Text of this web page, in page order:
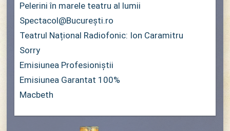
Pelerini în marele teatru al lumii
Spectacol@București.ro
Teatrul Național Radiofonic: Ion Caramitru
Sorry
Emisiunea Profesioniștii
Emisiunea Garantat 100%
Macbeth